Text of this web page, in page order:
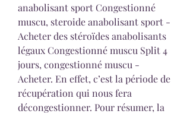
anabolisant sport Congestionné
muscu, steroide anabolisant sport -
Acheter des stéroïdes anabolisants
légaux Congestionné muscu Split 4
jours, congestionné muscu -
Acheter. En effet, c’est la période de
récupération qui nous fera
décongestionner. Pour résumer, la